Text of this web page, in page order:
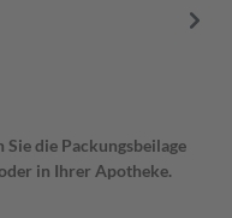
die Packungsbeilage
in Ihrer Apotheke.